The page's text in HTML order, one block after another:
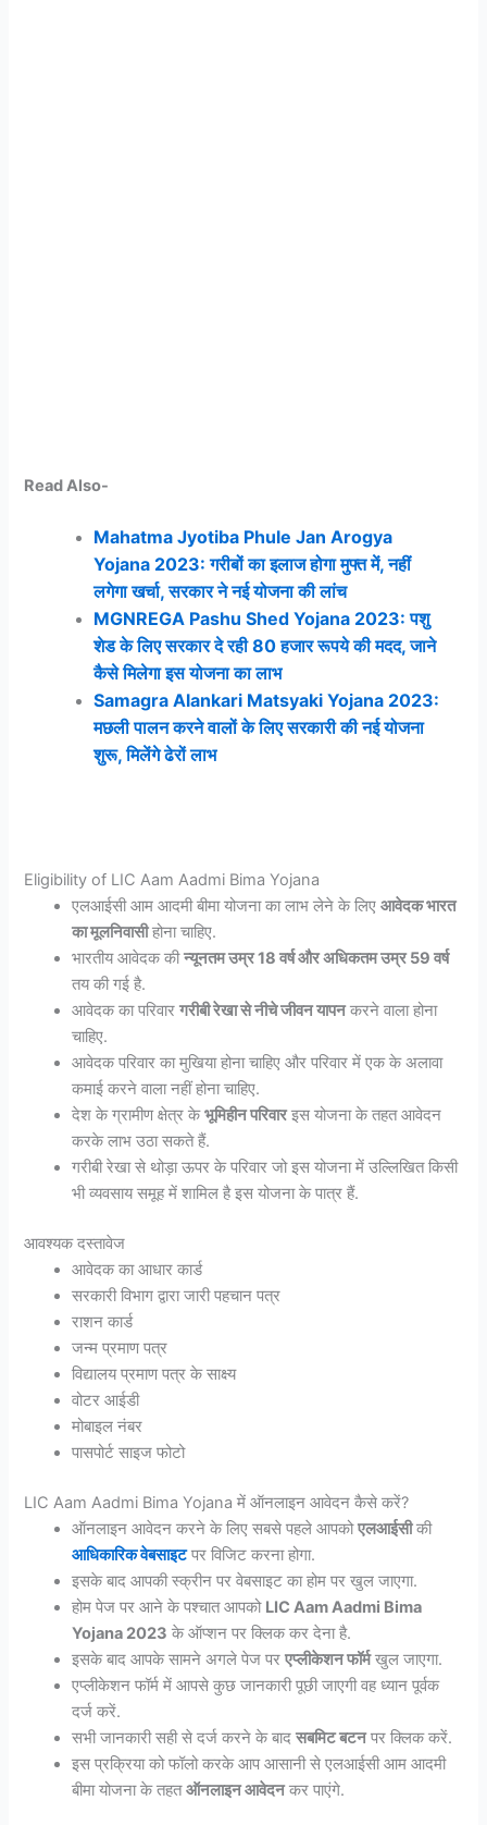
Read Also-
Mahatma Jyotiba Phule Jan Arogya
Yojana 2023: गरीबों का इलाज होगा मुफ्त में, नहीं
लगेगा खर्चा, सरकार ने नई योजना की लांच
MGNREGA Pashu Shed Yojana 2023: पशु
शेड के लिए सरकार दे रही 80 हजार रूपये की मदद, जाने
कैसे मिलेगा इस योजना का लाभ
Samagra Alankari Matsyaki Yojana 2023:
मछली पालन करने वालों के लिए सरकारी की नई योजना
शुरू, मिलेंगे ढेरों लाभ
Eligibility of LIC Aam Aadmi Bima Yojana
एलआईसी आम आदमी बीमा योजना का लाभ लेने के लिएआवेदक भारत
का मूलनिवासीहोना चाहिए.
भारतीय आवेदक कीन्यूनतम उम्र 18 वर्ष और अधिकतम उम्र 59 वर्ष
तय की गई है.
आवेदक का परिवारगरीबी रेखा से नीचे जीवन यापनकरने वाला होना
चाहिए.
आवेदक परिवार का मुखिया होना चाहिए और परिवार में एक के अलावा
कमाई करने वाला नहीं होना चाहिए.
देश के ग्रामीण क्षेत्र केभूमिहीन परिवारइस योजना के तहत आवेदन
करके लाभ उठा सकते हैं.
गरीबी रेखा से थोड़ा ऊपर के परिवार जो इस योजना में उल्लिखित किसी
भी व्यवसाय समूह में शामिल है इस योजना के पात्र हैं.
आवश्यक दस्तावेज
आवेदक का आधार कार्ड
सरकारी विभाग द्वारा जारी पहचान पत्र
राशन कार्ड
जन्‍म प्रमाण पत्र
विद्यालय प्रमाण पत्र के साक्ष्‍य
वोटर आईडी
मोबाइल नंबर
पासपोर्ट साइज फोटो
LIC Aam Aadmi Bima Yojana में ऑनलाइन आवेदन कैसे करें?
ऑनलाइन आवेदन करने के लिए सबसे पहले आपकोएलआईसीकी
आधिकारिक वेबसाइटपर विजिट करना होगा.
इसके बाद आपकी स्क्रीन पर वेबसाइट का होम पर खुल जाएगा.
होम पेज पर आने के पश्चात आपको LIC Aam Aadmi Bima
Yojana 2023 के ऑप्शन पर क्लिक कर देना है.
इसके बाद आपके सामने अगले पेज परएप्लीकेशन फॉर्मखुल जाएगा.
एप्लीकेशन फॉर्म में आपसे कुछ जानकारी पूछी जाएगी वह ध्यान पूर्वक
दर्ज करें.
सभी जानकारी सही से दर्ज करने के बादसबमिट बटनपर क्लिक करें.
इस प्रक्रिया को फॉलो करके आप आसानी से एलआईसी आम आदमी
बीमा योजना के तहतऑनलाइन आवेदनकर पाएंगे.